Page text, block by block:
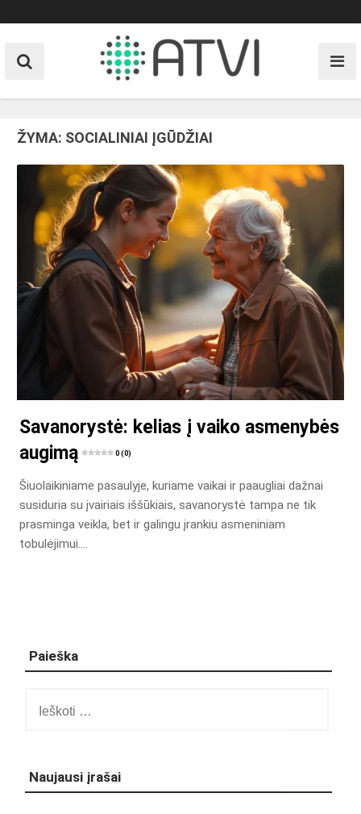
to
ŽYMA: SOCIALINIAI ĮGŪDŽIAI
Savanorystė: kelias į vaiko asmenybės
augimą
0 (0)
Šiuolaikiniame pasaulyje, kuriame vaikai ir paaugliai dažnai
susiduria su įvairiais iššūkiais, savanorystė tampa ne tik
prasminga veikla, bet ir galingu įrankiu asmeniniam
tobulėjimui….
Paieška
Naujausi įrašai